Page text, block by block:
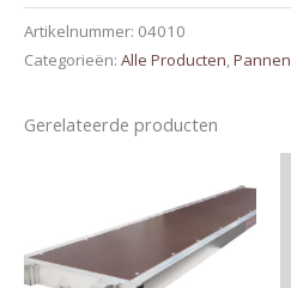
aantal
Artikelnummer: 04010
Categorieën: Alle Producten,Pannen
Gerelateerde producten